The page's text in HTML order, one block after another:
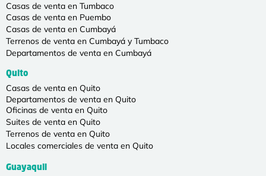
Casas de venta en Tumbaco
Casas de venta en Puembo
Casas de venta en Cumbayá
Terrenos de venta en Cumbayá y Tumbaco
Departamentos de venta en Cumbayá
Quito
Casas de venta en Quito
Departamentos de venta en Quito
Oficinas de venta en Quito
Suites de venta en Quito
Terrenos de venta en Quito
Locales comerciales de venta en Quito
Guayaquil